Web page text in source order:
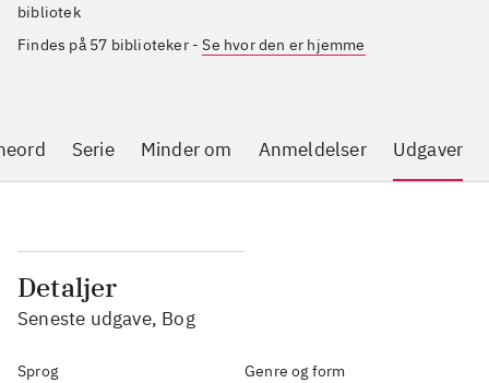
bibliotek
Findes på 57 biblioteker-Se hvor den er hjemme
Serie Minder om Anmeldelser Udgaver
Detaljer
Seneste udgave, Bog
Sprog
Genre og form